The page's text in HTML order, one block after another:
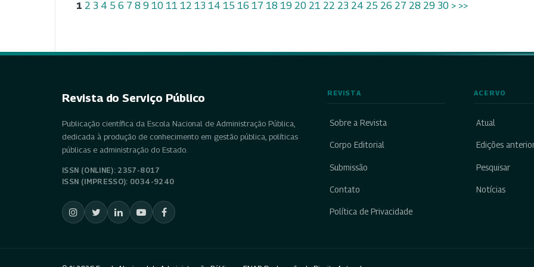
1 2 3 4 5 6 7 8 9 10 11 12 13 14 15 16 17 18 19 20 21 22 23 24 25 26 27 28 29 30 > >>
Revista do Serviço Público
Publicação científica da Escola Nacional de Administração Pública,
dedicada à produção de conhecimento em gestão pública, políticas
públicas e administração do Estado.
ISSN (ONLINE): 2357-8017
ISSN (IMPRESSO): 0034-9240
REVISTA
Sobre a Revista
Corpo Editorial
Submissão
Contato
Política de Privacidade
ACERVO
Atual
Edições
Pesquisar
Notícias